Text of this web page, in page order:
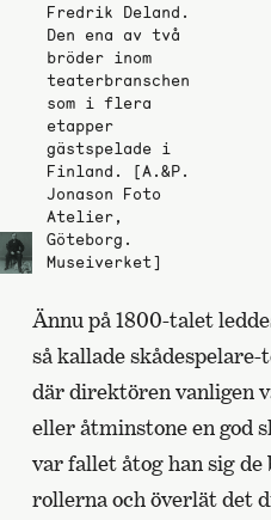
Fredrik Deland.
Den ena av två
bröder inom
teaterbranschen
som i flera
etapper
gästspelade i
Finland. [A.&P.
Jonason Foto
Atelier,
Göteborg.
Museiverket]
Ännu på 1800-talet
så kallade
där direktören vanligen
eller åtminstone en god
var fallet åtog han sig
rollerna och överlät det